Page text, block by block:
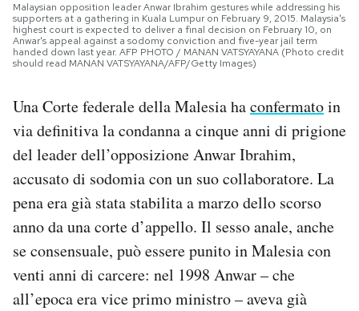
SHOP
CALENDARIO
AREA PERSONALE
Area Personale
Notifiche mobile
Regala il Post
Hai bisogno di aiuto?
Esci
Malaysian opposition leader Anwar Ibrahim gestures while addressing his
supporters at a gathering in Kuala Lumpur on February 9, 2015. Malaysia's
highest court is expected to deliver a final decision on February 10, on
Anwar's appeal against a sodomy conviction and five-year jail term
handed down last year. AFP PHOTO / MANAN VATSYAYANA (Photo credit
should read MANAN VATSYAYANA/AFP/Getty Images)
Una Corte federale della Malesia haconfermatoin
via definitiva la condanna a cinque anni di prigione
del leader dell’opposizione Anwar Ibrahim,
accusato di sodomia con un suo collaboratore. La
pena era già stata stabilita a marzo dello scorso
anno da una corte d’appello. Il sesso anale, anche
se consensuale, può essere punito in Malesia con
venti anni di carcere: nel 1998 Anwar – che
all’epoca era vice primo ministro – aveva già